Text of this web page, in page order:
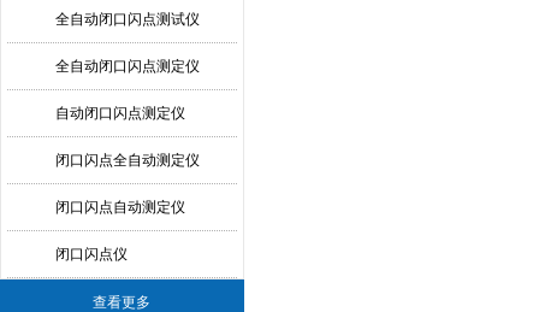
全自动闭口闪点测试仪
全自动闭口闪点测定仪
自动闭口闪点测定仪
闭口闪点全自动测定仪
闭口闪点自动测定仪
闭口闪点仪
查看更多